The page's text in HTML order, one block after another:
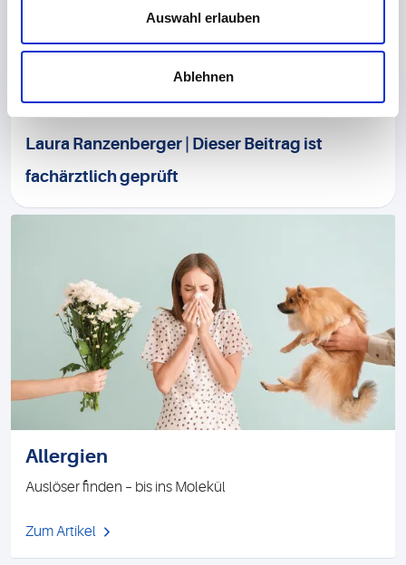
Auswahl erlauben
Ablehnen
Für die Untersuchung wird 1 ml Serum benötigt.
Laura Ranzenberger | Dieser Beitrag ist
fachärztlich geprüft
Allergien
Auslöser finden – bis ins Molekül
Zum Artikel